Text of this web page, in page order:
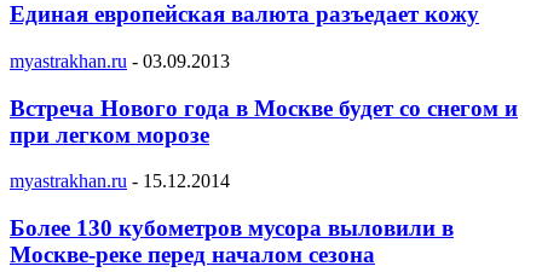
Единая европейская валюта разъедает кожу
myastrakhan.ru - 03.09.2013
Встреча Нового года в Москве будет со снегом и
при легком морозе
myastrakhan.ru - 15.12.2014
Более 130 кубометров мусора выловили в
Москве-реке перед началом сезона